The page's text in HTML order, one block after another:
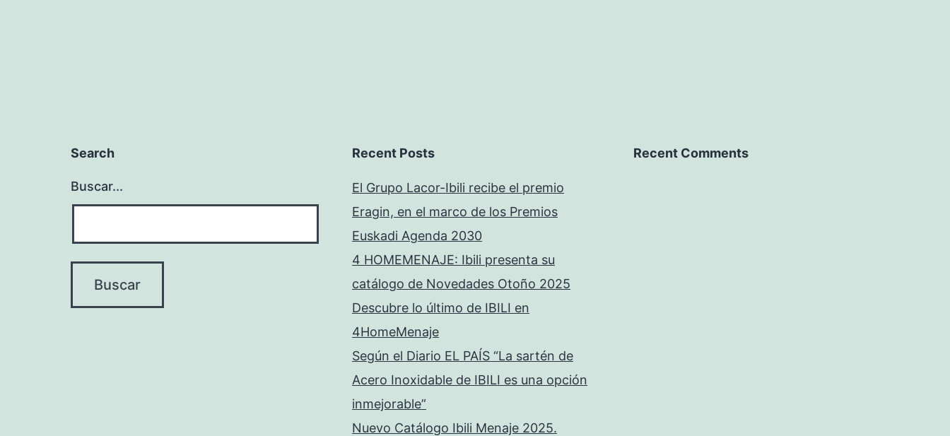
Search
Buscar...
Recent Posts
El Grupo Lacor-Ibili recibe el premio
Eragin, en el marco de los Premios
Euskadi Agenda 2030
4 HOMEMENAJE: Ibili presenta su
catálogo de Novedades Otoño 2025
Descubre lo último de IBILI en
4HomeMenaje
Según el Diario EL PAÍS “La sartén de
Acero Inoxidable de IBILI es una opción
inmejorable”
Nuevo Catálogo Ibili Menaje 2025.
Recent Comments